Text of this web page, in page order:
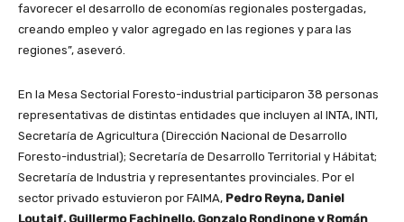
favorecer el desarrollo de economías regionales postergadas,
creando empleo y valor agregado en las regiones y para las
regiones”, aseveró.
En la Mesa Sectorial Foresto-industrial participaron 38 personas
representativas de distintas entidades que incluyen al INTA, INTI,
Secretaría de Agricultura (Dirección Nacional de Desarrollo
Foresto-industrial); Secretaría de Desarrollo Territorial y Hábitat;
Secretaría de Industria y representantes provinciales. Por el
sector privado estuvieron por FAIMA, Pedro Reyna, Daniel
Loutaif, Guillermo Fachinello, Gonzalo Rondinone y Román